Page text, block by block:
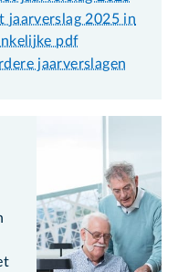
jaarverslag 2025 in
pdf
jaarverslagen